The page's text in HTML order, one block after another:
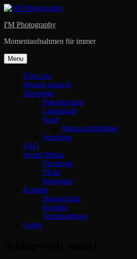
Skip
content
I'M Photography
Momentaufnahmen für immer
Menu
Über uns
Models gesucht
Shootings
Fotoshooting
Landschaft
Sport
Mannschaftsbilder
Sonstiges
FAQ
Social Media
Facebook
Flickr
Instagram
Kontakt
Datenschutz
Kontakt
Terminanfrage
Login